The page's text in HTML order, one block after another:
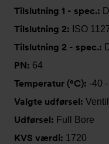
Tilslutning 1 - spec.:
Tilslutning 2: ISO
Tilslutning 2 - spec.:
PN: 64
Temperatur (°C): -40
Valgte udførsel:
Udførsel: Full Bore
KVS værdi: 1720